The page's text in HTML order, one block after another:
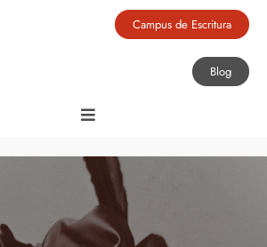
Campus de Escritura
Blog